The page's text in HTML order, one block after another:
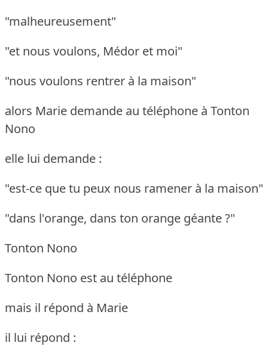
"malheureusement"
"et nous voulons, Médor et moi"
"nous voulons rentrer à la maison"
alors Marie demande au téléphone à Tonton
Nono
elle lui demande :
"est-ce que tu peux nous ramener à la maison"
"dans l'orange, dans ton orange géante ?"
Tonton Nono
Tonton Nono est au téléphone
mais il répond à Marie
il lui répond :